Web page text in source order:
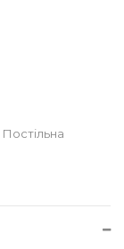
Постільна